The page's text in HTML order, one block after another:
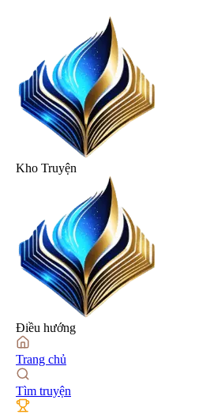
Kho Truyện
Điều hướng
Trang chủ
Tìm truyện